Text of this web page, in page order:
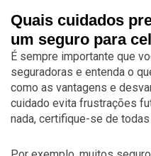
Quais cuidados
um seguro para
É sempre importante que
seguradoras e entenda o
como as vantagens e
cuidado evita frustrações
nada, certifique-se de